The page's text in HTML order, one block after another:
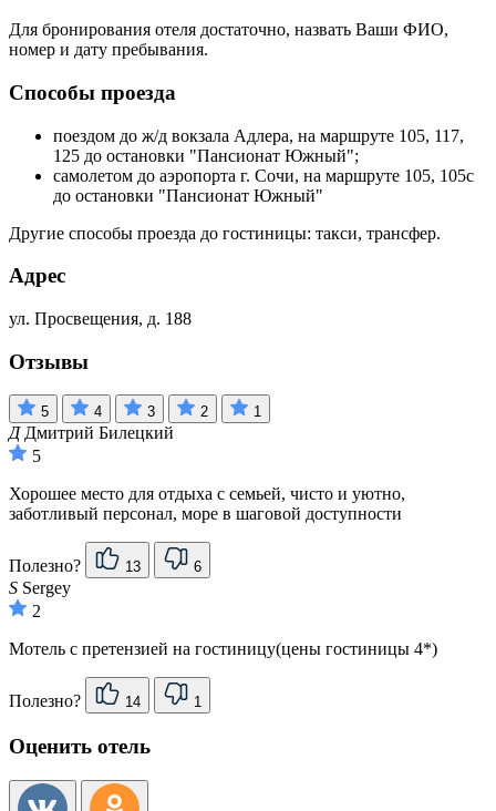
Для бронирования отеля достаточно, назвать Ваши ФИО,
номер и дату пребывания.
Способы проезда
поездом до ж/д вокзала Адлера, на маршруте 105, 117,
125 до остановки "Пансионат Южный";
самолетом до аэропорта г. Сочи, на маршруте 105, 105с
до остановки "Пансионат Южный"
Другие способы проезда до гостиницы: такси, трансфер.
Адрес
ул. Просвещения, д. 188
Отзывы
5 4 3 2 1
ДДмитрий Билецкий
5
Хорошее место для отдыха с семьей, чисто и уютно,
заботливый персонал, море в шаговой доступности
Полезно? 13 6
S Sergey
2
Мотель с претензией на гостиницу(цены гостиницы 4*)
Полезно? 14 1
Оценить отель